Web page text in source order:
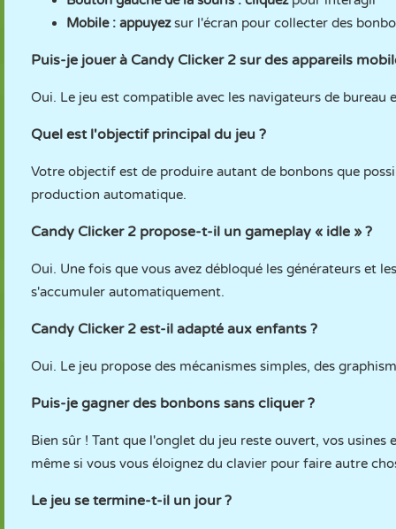
Mobile : appuyezsur l'écran pour collecter des
Puis-je jouer à Candy Clicker 2 sur des appareils
Oui. Le jeu est compatible avec les navigateurs de bureau
Quel est l'objectif principal du jeu ?
Votre objectif est de produire autant de bonbons que
production automatique.
Candy Clicker 2 propose-t-il un gameplay « idle » ?
Oui. Une fois que vous avez débloqué les générateurs et
s'accumuler automatiquement.
Candy Clicker 2 est-il adapté aux enfants ?
Oui. Le jeu propose des mécanismes simples, des
Puis-je gagner des bonbons sans cliquer ?
Bien sûr ! Tant que l'onglet du jeu reste ouvert, vos
même si vous vous éloignez du clavier pour faire autre
Le jeu se termine-t-il un jour ?